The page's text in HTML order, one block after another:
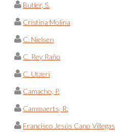
Butler, S.
Cristina Molina
C. Nielsen
C. Rey Raño
C. Utzeri
Camacho, P.
Cammaerts, R.
Francisco Jesús Cano Villegas